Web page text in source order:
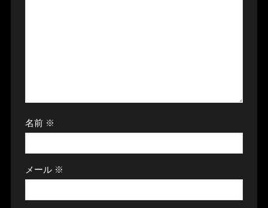
名前 ※
メール ※